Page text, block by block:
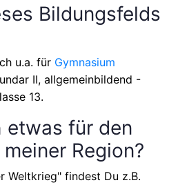
Bildungsfelds
u.a. für Gymnasium
II, allgemeinbildend -
13.
etwas für den
Region?
Weltkrieg" findest Du z.B.